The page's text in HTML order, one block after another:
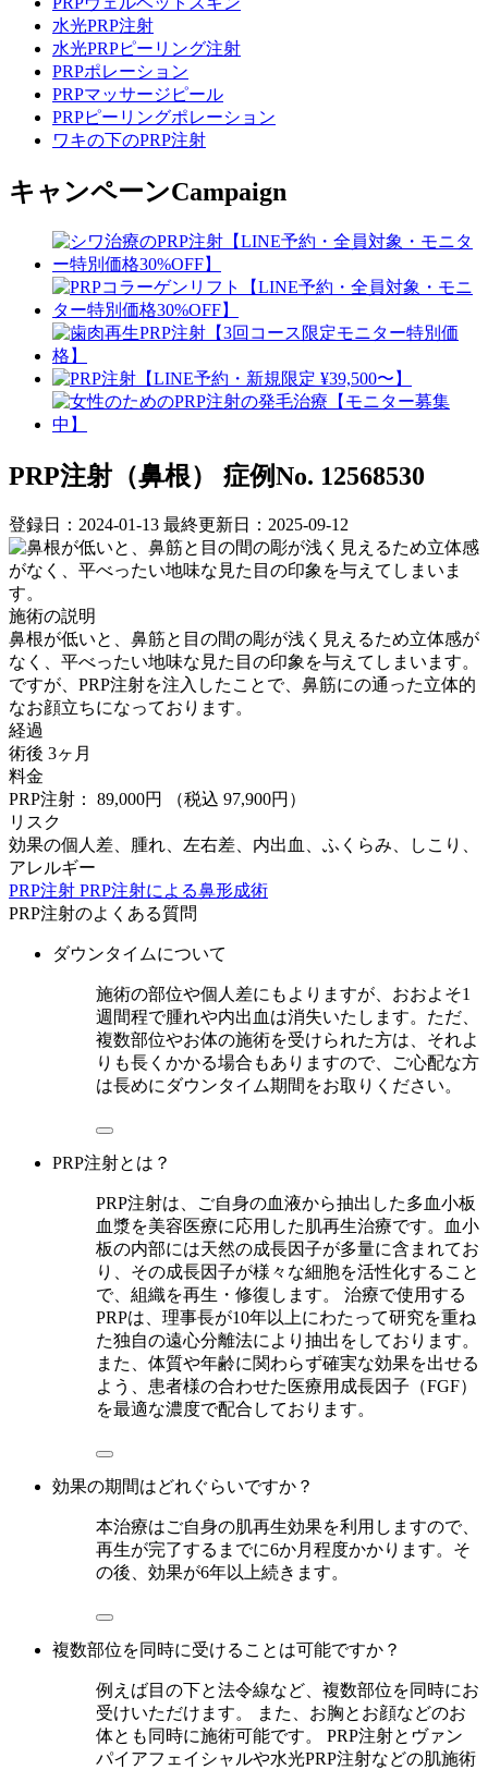
水光PRP注射
水光PRPピーリング注射
PRPポレーション
PRPマッサージピール
PRPピーリングポレーション
ワキの下のPRP注射
キャンペーンCampaign
PRP注射（鼻根） 症例No. 12568530
登録日：2024-01-13 最終更新日：2025-09-12
施術の説明
鼻根が低いと、鼻筋と目の間の彫が浅く見えるため立体感が
なく、平べったい地味な見た目の印象を与えてしまいます。
ですが、PRP注射を注入したことで、鼻筋にの通った立体的
なお顔立ちになっております。
経過
術後 3ヶ月
料金
PRP注射： 89,000円
（税込 97,900円）
リスク
効果の個人差、腫れ、左右差、内出血、ふくらみ、しこり、
アレルギー
PRP注射 PRP注射による鼻形成術
PRP注射のよくある質問
ダウンタイムについて
施術の部位や個人差にもよりますが、おおよそ1
週間程で腫れや内出血は消失いたします。ただ、
複数部位やお体の施術を受けられた方は、それよ
りも長くかかる場合もありますので、ご心配な方
は長めにダウンタイム期間をお取りください。
PRP注射とは？
PRP注射は、ご自身の血液から抽出した多血小板
血漿を美容医療に応用した肌再生治療です。血小
板の内部には天然の成長因子が多量に含まれてお
り、その成長因子が様々な細胞を活性化すること
で、組織を再生・修復します。 治療で使用する
PRPは、理事長が10年以上にわたって研究を重ね
た独自の遠心分離法により抽出をしております。
また、体質や年齢に関わらず確実な効果を出せる
よう、患者様の合わせた医療用成長因子（FGF）
を最適な濃度で配合しております。
効果の期間はどれぐらいですか？
本治療はご自身の肌再生効果を利用しますので、
再生が完了するまでに6か月程度かかります。そ
の後、効果が6年以上続きます。
複数部位を同時に受けることは可能ですか？
例えば目の下と法令線など、複数部位を同時にお
受けいただけます。 また、お胸とお顔などのお
体とも同時に施術可能です。 PRP注射とヴァン
パイアフェイシャルや水光PRP注射などの肌施術